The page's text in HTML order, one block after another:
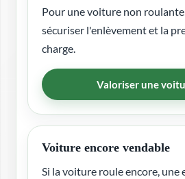
Pour une voiture non
sécuriser l'enlèvement et la
charge.
Valoriser une
Voiture encore vendable
Si la voiture roule encore,